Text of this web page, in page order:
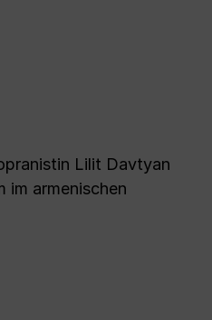
Lilit Davtyan
im armenischen